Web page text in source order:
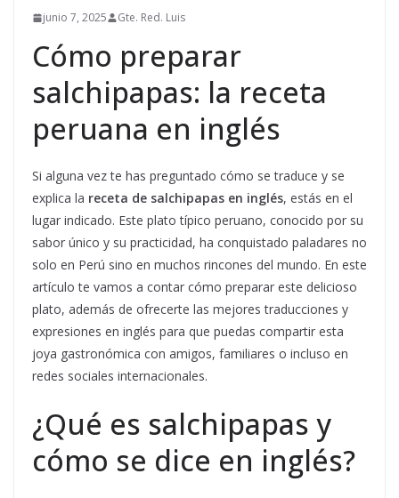
junio 7, 2025 Gte. Red. Luis
Cómo preparar
salchipapas: la receta
peruana en inglés
Si alguna vez te has preguntado cómo se traduce y se
explica la receta de salchipapas en inglés, estás en el
lugar indicado. Este plato típico peruano, conocido por su
sabor único y su practicidad, ha conquistado paladares no
solo en Perú sino en muchos rincones del mundo. En este
artículo te vamos a contar cómo preparar este delicioso
plato, además de ofrecerte las mejores traducciones y
expresiones en inglés para que puedas compartir esta
joya gastronómica con amigos, familiares o incluso en
redes sociales internacionales.
¿Qué es salchipapas y
cómo se dice en inglés?